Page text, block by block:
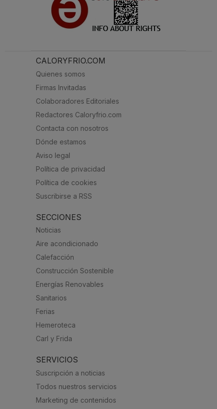
CALORYFRIO.COM
Quienes somos
Firmas Invitadas
Colaboradores Editoriales
Redactores Caloryfrio.com
Contacta con nosotros
Dónde estamos
Aviso legal
Política de privacidad
Política de cookies
Suscribirse a RSS
SECCIONES
Noticias
Aire acondicionado
Calefacción
Construcción Sostenible
Energías Renovables
Sanitarios
Ferias
Hemeroteca
Carl y Frida
SERVICIOS
Suscripción a noticias
Todos nuestros servicios
Marketing de contenidos